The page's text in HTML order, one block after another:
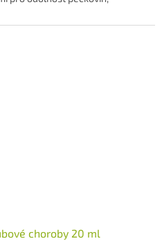
choroby 20 ml